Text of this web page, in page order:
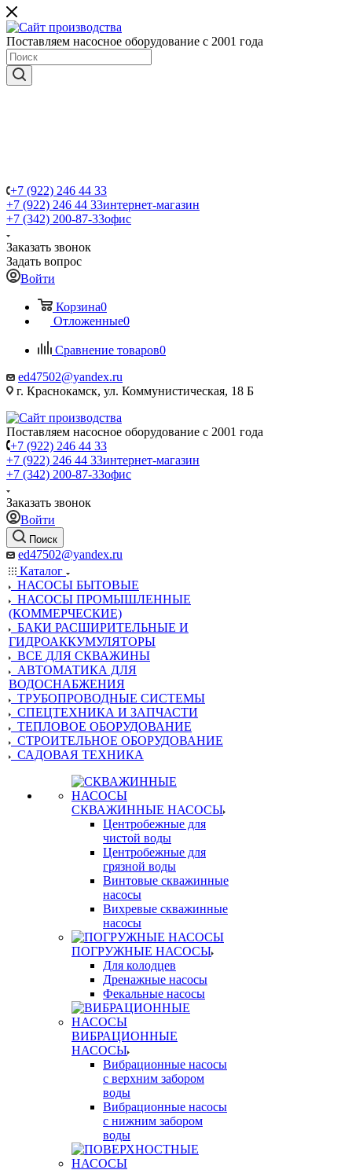
Поставляем насосное оборудование с 2001 года
+7 (922) 246 44 33
+7 (922) 246 44 33интернет-магазин
+7 (342) 200-87-33офис
Заказать звонок
Задать вопрос
Войти
Корзина0
Отложенные0
Сравнение товаров0
ed47502@yandex.ru
г. Краснокамск, ул. Коммунистическая, 18 Б
Поставляем насосное оборудование с 2001 года
+7 (922) 246 44 33
+7 (922) 246 44 33интернет-магазин
+7 (342) 200-87-33офис
Заказать звонок
Войти
Поиск
ed47502@yandex.ru
Каталог
НАСОСЫ БЫТОВЫЕ
НАСОСЫ ПРОМЫШЛЕННЫЕ
(КОММЕРЧЕСКИЕ)
БАКИ РАСШИРИТЕЛЬНЫЕ И
ГИДРОАККУМУЛЯТОРЫ
ВСЕ ДЛЯ СКВАЖИНЫ
АВТОМАТИКА ДЛЯ
ВОДОСНАБЖЕНИЯ
ТРУБОПРОВОДНЫЕ СИСТЕМЫ
СПЕЦТЕХНИКА И ЗАПЧАСТИ
ТЕПЛОВОЕ ОБОРУДОВАНИЕ
СТРОИТЕЛЬНОЕ ОБОРУДОВАНИЕ
САДОВАЯ ТЕХНИКА
СКВАЖИННЫЕ НАСОСЫ
Центробежные для
чистой воды
Центробежные для
грязной воды
Винтовые скважинные
насосы
Вихревые скважинные
насосы
ПОГРУЖНЫЕ НАСОСЫ
Для колодцев
Дренажные насосы
Фекальные насосы
ВИБРАЦИОННЫЕ
НАСОСЫ
Вибрационные насосы
с верхним забором
воды
Вибрационные насосы
с нижним забором
воды